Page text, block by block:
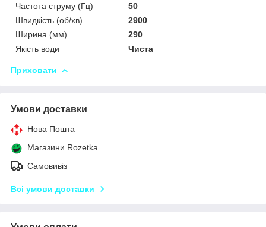
Частота струму (Гц)
50
Швидкість (об/хв)
2900
Ширина (мм)
290
Якість води
Чиста
Приховати
Умови доставки
Нова Пошта
Магазини Rozetka
Самовивіз
Всі умови доставки